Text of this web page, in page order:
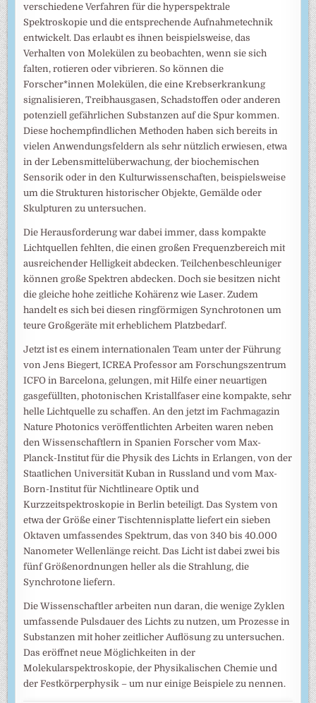
verschiedene Verfahren für die hyperspektrale
Spektroskopie und die entsprechende Aufnahmetechnik
entwickelt. Das erlaubt es ihnen beispielsweise, das
Verhalten von Molekülen zu beobachten, wenn sie sich
falten, rotieren oder vibrieren. So können die
Forscher*innen Molekülen, die eine Krebserkrankung
signalisieren, Treibhausgasen, Schadstoffen oder anderen
potenziell gefährlichen Substanzen auf die Spur kommen.
Diese hochempfindlichen Methoden haben sich bereits in
vielen Anwendungsfeldern als sehr nützlich erwiesen, etwa
in der Lebensmittelüberwachung, der biochemischen
Sensorik oder in den Kulturwissenschaften, beispielsweise
um die Strukturen historischer Objekte, Gemälde oder
Skulpturen zu untersuchen.
Die Herausforderung war dabei immer, dass kompakte
Lichtquellen fehlten, die einen großen Frequenzbereich mit
ausreichender Helligkeit abdecken. Teilchenbeschleuniger
können große Spektren abdecken. Doch sie besitzen nicht
die gleiche hohe zeitliche Kohärenz wie Laser. Zudem
handelt es sich bei diesen ringförmigen Synchrotonen um
teure Großgeräte mit erheblichem Platzbedarf.
Jetzt ist es einem internationalen Team unter der Führung
von Jens Biegert, ICREA Professor am Forschungszentrum
ICFO in Barcelona, gelungen, mit Hilfe einer neuartigen
gasgefüllten, photonischen Kristallfaser eine kompakte, sehr
helle Lichtquelle zu schaffen. An den jetzt im Fachmagazin
Nature Photonics veröffentlichten Arbeiten waren neben
den Wissenschaftlern in Spanien Forscher vom Max-
Planck-Institut für die Physik des Lichts in Erlangen, von der
Staatlichen Universität Kuban in Russland und vom Max-
Born-Institut für Nichtlineare Optik und
Kurzzeitspektroskopie in Berlin beteiligt. Das System von
etwa der Größe einer Tischtennisplatte liefert ein sieben
Oktaven umfassendes Spektrum, das von 340 bis 40.000
Nanometer Wellenlänge reicht. Das Licht ist dabei zwei bis
fünf Größenordnungen heller als die Strahlung, die
Synchrotone liefern.
Die Wissenschaftler arbeiten nun daran, die wenige Zyklen
umfassende Pulsdauer des Lichts zu nutzen, um Prozesse in
Substanzen mit hoher zeitlicher Auflösung zu untersuchen.
Das eröffnet neue Möglichkeiten in der
Molekularspektroskopie, der Physikalischen Chemie und
der Festkörperphysik – um nur einige Beispiele zu nennen.